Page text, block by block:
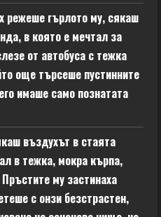
режеше гърлото му, сякаш
в която е мечтал за
от автобуса с тежка
още търсеше пустинните
имаше само познатата
въздухът в стаята
в тежка, мокра кърпа,
му застинаха
с онзи безстрастен,